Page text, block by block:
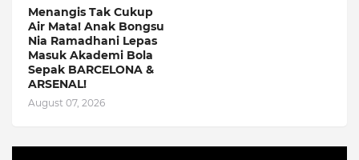
Menangis Tak Cukup
Air Mata! Anak Bongsu
Nia Ramadhani Lepas
Masuk Akademi Bola
Sepak BARCELONA &
ARSENAL!
August 07, 2026